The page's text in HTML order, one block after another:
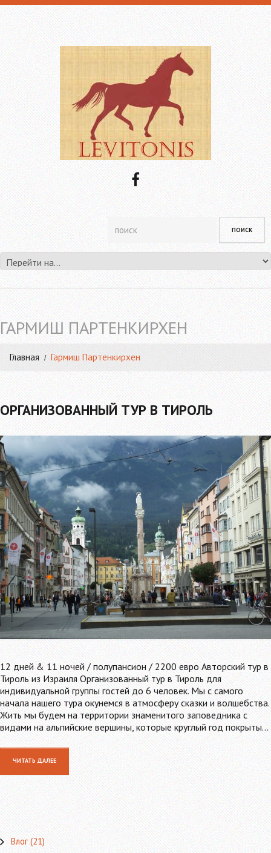
ГАРМИШ ПАРТЕНКИРХЕН
Главная Гармиш Партенкирхен
ОРГАНИЗОВАННЫЙ ТУР В ТИРОЛЬ
12 дней & 11 ночей / полупансион / 2200 евро Авторский тур в
Тироль из Израиля Организованный тур в Тироль для
индивидуальной группы гостей до 6 человек. Мы с самого
начала нашего тура окунемся в атмосферу сказки и волшебства.
Жить мы будем на территории знаменитого заповедника с
видами на альпийские вершины, которые круглый год покрыты…
ЧИТАТЬ ДАЛЕЕ
Влог(21)